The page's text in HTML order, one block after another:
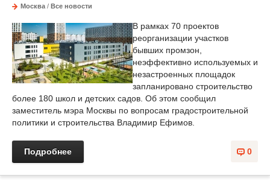
Москва / Все новости
В рамках 70 проектов
реорганизации участков
бывших промзон,
неэффективно используемых и
незастроенных площадок
запланировано строительство
более 180 школ и детских садов. Об этом сообщил
заместитель мэра Москвы по вопросам градостроительной
политики и строительства Владимир Ефимов.
0
Подробнее